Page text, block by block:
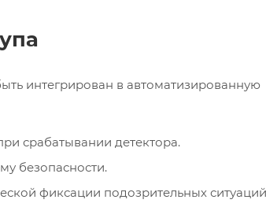
интегрирован в автоматизированную
срабатывании детектора.
безопасности.
фиксации подозрительных